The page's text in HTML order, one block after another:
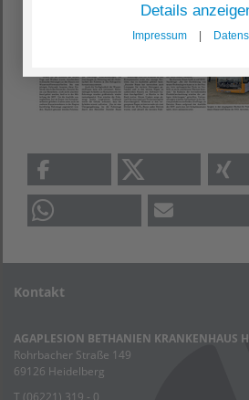
Kontakt
AGAPLESION BETHANIEN KRANKENHAUS
Rohrbacher Straße 149
69126 Heidelberg
T (06221) 319 - 0
Details
Impressum |